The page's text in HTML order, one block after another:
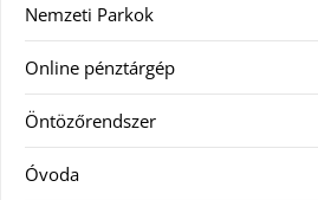
Nemzeti Parkok
Online pénztárgép
Öntözőrendszer
Óvoda